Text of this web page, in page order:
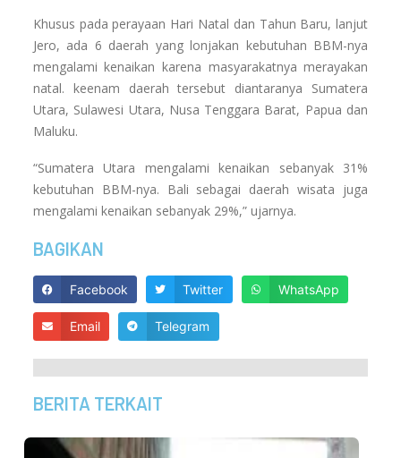
Khusus pada perayaan Hari Natal dan Tahun Baru, lanjut
Jero, ada 6 daerah yang lonjakan kebutuhan BBM-nya
mengalami kenaikan karena masyarakatnya merayakan
natal. keenam daerah tersebut diantaranya Sumatera
Utara, Sulawesi Utara, Nusa Tenggara Barat, Papua dan
Maluku.
“Sumatera Utara mengalami kenaikan sebanyak 31%
kebutuhan BBM-nya. Bali sebagai daerah wisata juga
mengalami kenaikan sebanyak 29%,” ujarnya.
BAGIKAN
Facebook Twitter WhatsApp
Email Telegram
BERITA TERKAIT